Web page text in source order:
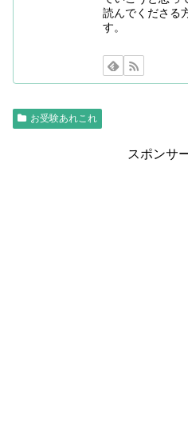
読んでくださる
す。
お受験あれこれ
スポンサ